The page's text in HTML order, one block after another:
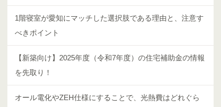
1階寝室が愛知にマッチした選択肢である理由と、注意す
べきポイント
【新築向け】2025年度（令和7年度）の住宅補助金の情報
を先取り！
オール電化やZEH仕様にすることで、光熱費はどれぐら